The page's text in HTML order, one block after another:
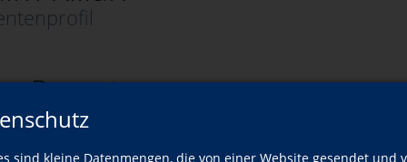
sind kleine Datenmengen, die von einer Website gesendet und
Dozenten